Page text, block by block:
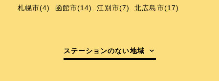
札幌市(4) 函館市(14) 江別市(7) 北広島市(17)
ステーションのない地域